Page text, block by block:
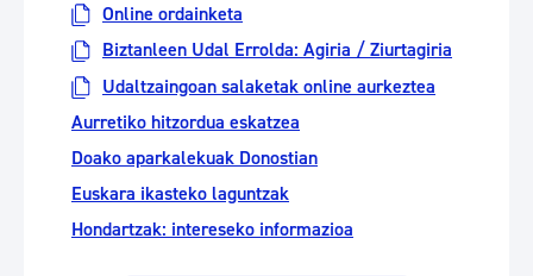
Online ordainketa
Biztanleen Udal Errolda: Agiria / Ziurtagiria
Udaltzaingoan salaketak online aurkeztea
Aurretiko hitzordua eskatzea
Doako aparkalekuak Donostian
Euskara ikasteko laguntzak
Hondartzak: intereseko informazioa